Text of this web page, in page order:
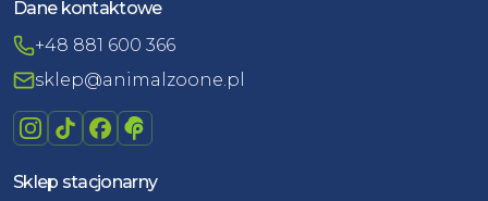
Dane kontaktowe
+48 881 600 366
sklep@animalzoone.pl
Sklep stacjonarny